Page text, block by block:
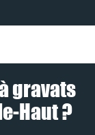
gravats
Haut ?